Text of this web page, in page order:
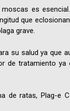
es
que
grave.
su salud ya que
de tratamiento
de ratas, Plag-e